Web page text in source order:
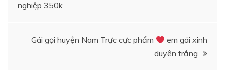
hướng
nghiệp 350k
Gái gọi huyện Nam Trực cực phẩm
em gái xinh
duyên trắng